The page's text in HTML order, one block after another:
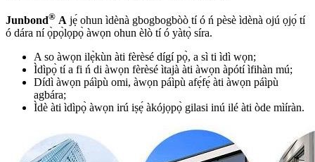
Junbond® A jẹ́ ohun ìdènà gbogbogbòò tí ó ń pèsè ìdènà ojú ọjọ́ tí
ó dára ní ọ̀pọ̀lọpọ̀ àwọn ohun èlò tí ó yàtọ̀ síra.
A so àwọn ilẹ̀kùn àti fèrèsé dígí pọ̀, a sì ti ìdì wọn;
Ìdìpọ̀ tí a fi ń di àwọn fèrèsé ìtajà àti àwọn àpótí ìfihàn mú;
Dídì àwọn páìpù omi, àwọn páìpù afẹ́fẹ́ àti àwọn páìpù
agbára;
Ìdè àti ìdìpọ̀ àwọn irú iṣẹ́ àkójọpọ̀ gilasi inú ilé àti òde mìíràn.